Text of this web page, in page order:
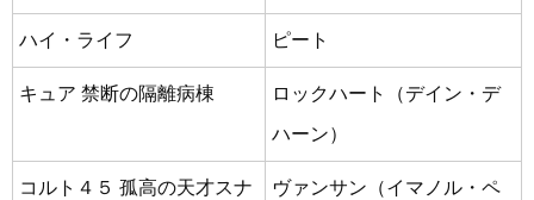
ハイ・ライフ ピート
キュア 禁断の隔離病棟
ロックハート（デイン・デ
ハーン）
コルト４５ 孤高の天才スナ
ヴァンサン（イマノル・ペ